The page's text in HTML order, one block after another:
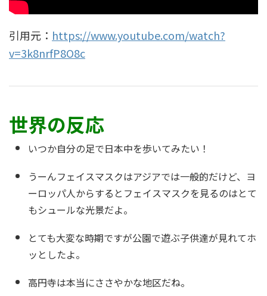
引用元： https://www.youtube.com/watch?
v=3k8nrfP8O8c
世界の反応
いつか自分の足で日本中を歩いてみたい！
うーんフェイスマスクはアジアでは一般的だけど、ヨ
ーロッパ人からするとフェイスマスクを見るのはとて
もシュールな光景だよ。
とても大変な時期ですが公園で遊ぶ子供達が見れてホ
ッとしたよ。
高円寺は本当にささやかな地区だね。